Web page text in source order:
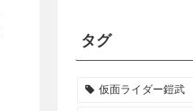
タグ
仮面ライダー鎧武